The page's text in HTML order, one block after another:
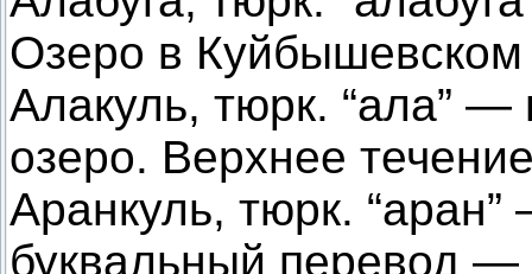
Озеро в Куйбышевском
Алакуль, тюрк. “ала” —
озеро. Верхнее
Аранкуль, тюрк.
буквальный перевод —